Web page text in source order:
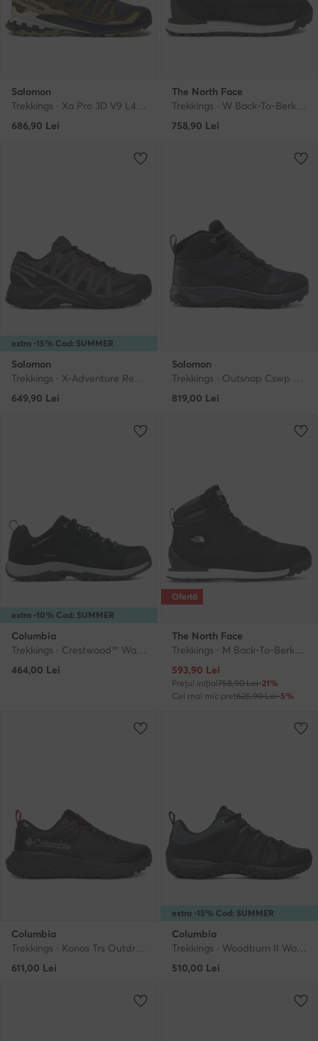
Salomon
Trekkings · Xa Pro 3D V9 L47467500 · Gri
686,90 Lei
The North Face
Trekkings · W Back-To-Berkeley Iv Textile WpNF0A8179KY41 · Negru
758,90 Lei
extra -15% Cod: SUMMER
Salomon
649,90 Lei
Salomon
819,00 Lei
extra -10% Cod: SUMMER
Columbia
Trekkings · Crestwood™ Waterproof Hiking 2100651 · Negru
464,00 Lei
Ofertă
The North Face
Trekkings · M Back-To-Berkeley Iv Textile WpNF0A8177KY41 · Negru
Prețul actual
593,90 Lei
Prețul inițial758,90 Lei-21%
Cel mai mic preț625,90 Lei-5%
Columbia
Trekkings · Konos Trs Outdry 2099811 · Gri
611,00 Lei
extra -15% Cod: SUMMER
Columbia
Trekkings · Woodburn II Waterproof 1553001 · Gri
510,00 Lei